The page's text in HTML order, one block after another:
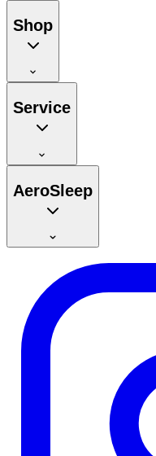
Shop
Service
AeroSleep